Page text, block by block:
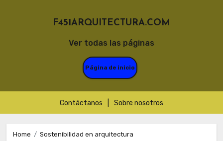
Ver todas las páginas
F451ARQUITECTURA.COM
Página de inicio
Contáctanos Sobre nosotros
Home
Sostenibilidad en arquitectura